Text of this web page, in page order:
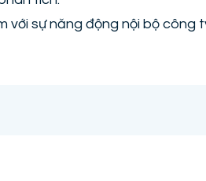
với sự năng động nội bộ công